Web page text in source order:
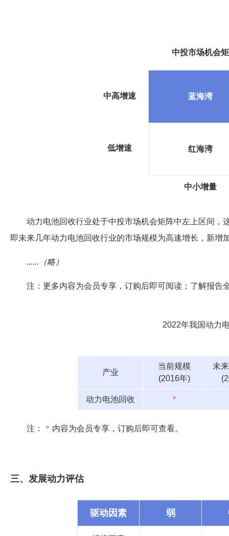
中投市场机会
中高增速
低增速
蓝海湾
红海湾
中小增量
动力电池回收行业处于中投市场机会矩阵中左上区间，
即未来几年动力电池回收行业的市场规模为高速增长，新增
......（略）
注：更多内容为会员专享，订购后即可阅读；了解报告
2022年我国动力
产业
当前规模
(2016年)
未
动力电池回收 *
注： * 内容为会员专享，订购后即可查看。
三、发展动力评估
驱动因素 弱